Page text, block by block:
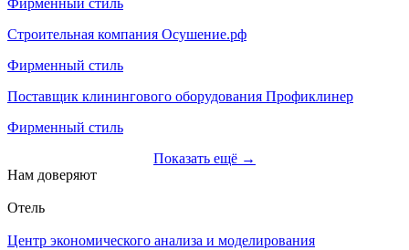
Фирменный стиль
Строительная компания Осушение.рф
Фирменный стиль
Поставщик клинингового оборудования Профиклинер
Фирменный стиль
Показать ещё →
Нам доверяют
Отель
Центр экономического анализа и моделирования